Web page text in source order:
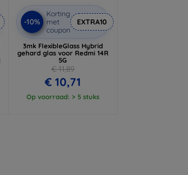
-10%
Korting
met
coupon
EXTRA10
3mk FlexibleGlass Hybrid
gehard glas voor Redmi 14R
5G
€ 11,89
€ 10,71
Op voorraad: > 5 stuks